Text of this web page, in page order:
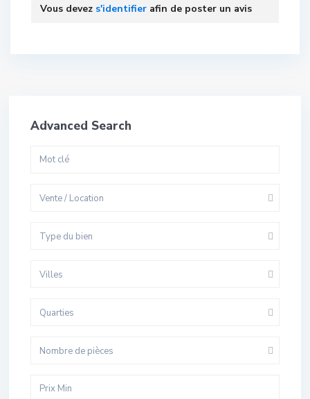
Vous devez s'identifier afin de poster un avis
Advanced Search
Vente / Location
Type du bien
Villes
Quarties
Nombre de pièces